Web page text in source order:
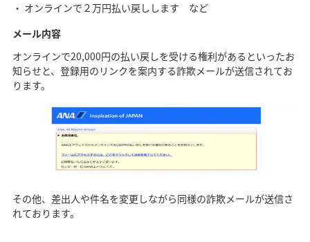
オンラインで２万円払い戻しします など
メール内容
オンラインで20,000円の払い戻しを受ける権利があるといったお
知らせと、登録用のリンクを案内する詐欺メールが送信されてお
ります。
その他、差出人や件名を変更しながら同様の詐欺メールが送信さ
れております。